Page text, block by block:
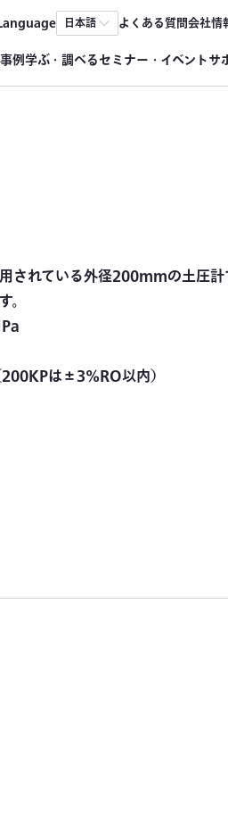
日本語 よくある質問会社情
例学ぶ・調べるセミナー・イベントサ
されている外径200mmの土圧計
は±3%RO以内）